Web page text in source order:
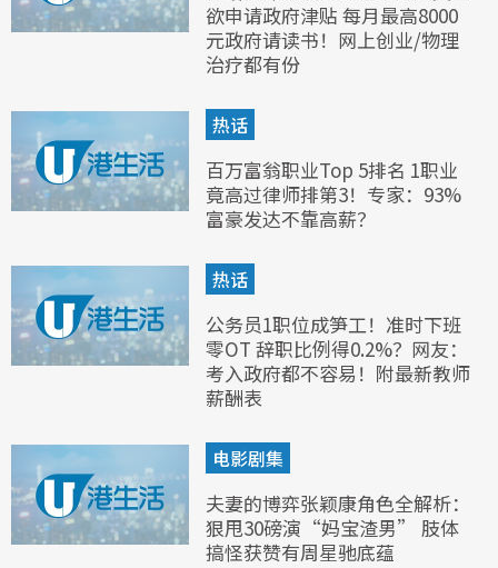
欲申请政府津贴 每月最高8000
元政府请读书！网上创业/物理
治疗都有份
热话
百万富翁职业Top 5排名 1职业
竟高过律师排第3！专家：93%
富豪发达不靠高薪？
热话
公务员1职位成笋工！准时下班
零OT 辞职比例得0.2%？网友：
考入政府都不容易！附最新教师
薪酬表
电影剧集
夫妻的博弈张颖康角色全解析：
狠甩30磅演“妈宝渣男” 肢体
搞怪获赞有周星驰底蕴